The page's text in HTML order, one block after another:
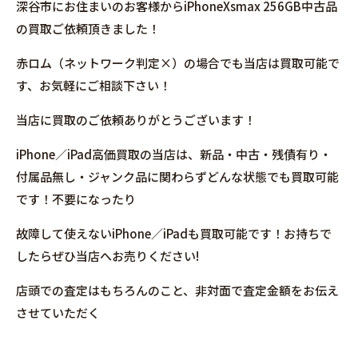
深谷市にお住まいのお客様からiPhoneXsmax 256GB中古品
の買取ご依頼頂きました！
赤ロム（ネットワーク判定×）の場合でも当店は買取可能で
す、お気軽にご相談下さい！
当店に買取のご依頼ありがとうございます！
iPhone／iPad高価買取の当店は、新品・中古・残債有り・
付属品無し・ジャンク品に関わらずどんな状態でも買取可能
です！不要になったり
故障して使えないiPhone／iPadも買取可能です！お持ちで
したらぜひ当店へお売りください!
店頭での査定はもちろんのこと、非対面で査定金額をお伝え
させていただく